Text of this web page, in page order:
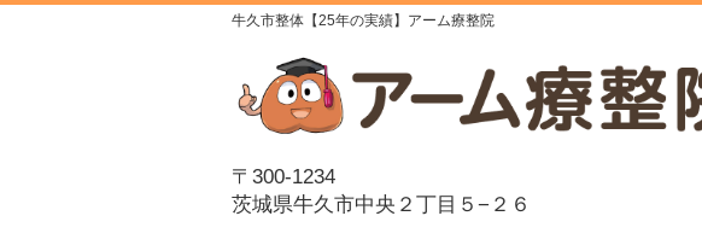
牛久市整体【25年の実績】アーム療整院
〒300-1234
茨城県牛久市中央２丁目５−２６